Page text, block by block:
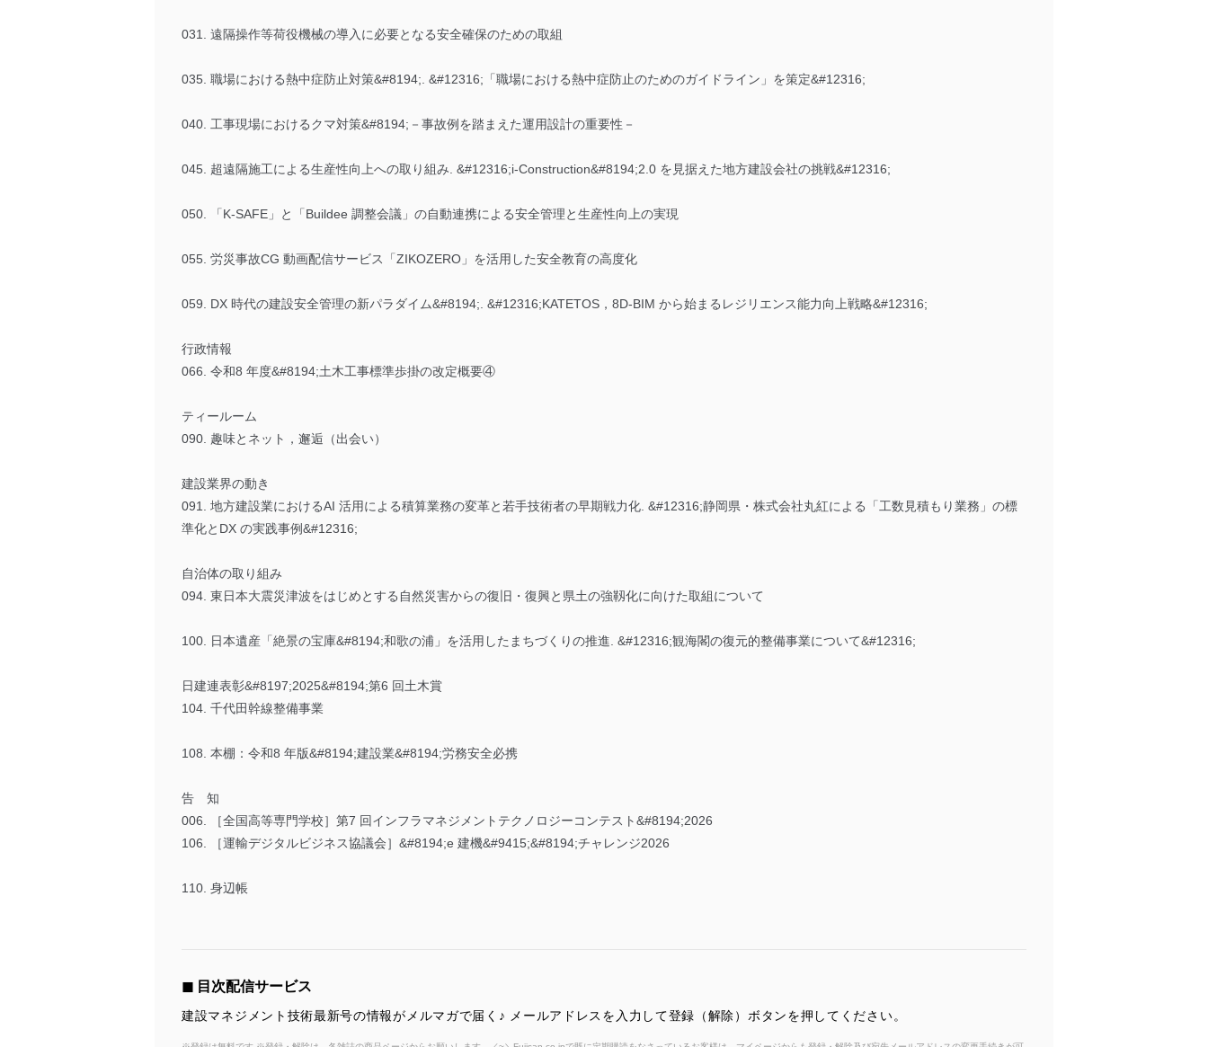
031. 遠隔操作等荷役機械の導入に必要となる安全確保のための取組
035. 職場における熱中症防止対策&#8194;. &#12316;「職場における熱中症防止のためのガイドライン」を策定&#12316;
040. 工事現場におけるクマ対策&#8194;－事故例を踏まえた運用設計の重要性－
045. 超遠隔施工による生産性向上への取り組み. &#12316;i-Construction&#8194;2.0 を見据えた地方建設会社の挑戦&#12316;
050. 「K-SAFE」と「Buildee 調整会議」の自動連携による安全管理と生産性向上の実現
055. 労災事故CG 動画配信サービス「ZIKOZERO」を活用した安全教育の高度化
059. DX 時代の建設安全管理の新パラダイム&#8194;. &#12316;KATETOS，8D-BIM から始まるレジリエンス能力向上戦略&#12316;
行政情報
066. 令和8 年度&#8194;土木工事標準歩掛の改定概要④
ティールーム
090. 趣味とネット，邂逅（出会い）
建設業界の動き
091. 地方建設業におけるAI 活用による積算業務の変革と若手技術者の早期戦力化. &#12316;静岡県・株式会社丸紅による「工数見積もり業務」の標
準化とDX の実践事例&#12316;
自治体の取り組み
094. 東日本大震災津波をはじめとする自然災害からの復旧・復興と県土の強靱化に向けた取組について
100. 日本遺産「絶景の宝庫&#8194;和歌の浦」を活用したまちづくりの推進. &#12316;観海閣の復元的整備事業について&#12316;
日建連表彰&#8197;2025&#8194;第6 回土木賞
104. 千代田幹線整備事業
108. 本棚：令和8 年版&#8194;建設業&#8194;労務安全必携
告 知
006. ［全国高等専門学校］第7 回インフラマネジメントテクノロジーコンテスト&#8194;2026
106. ［運輸デジタルビジネス協議会］&#8194;e 建機&#9415;&#8194;チャレンジ2026
110. 身辺帳
◼︎ 目次配信サービス
建設マネジメント技術最新号の情報がメルマガで届く♪ メールアドレスを入力して登録（解除）ボタンを押してください。